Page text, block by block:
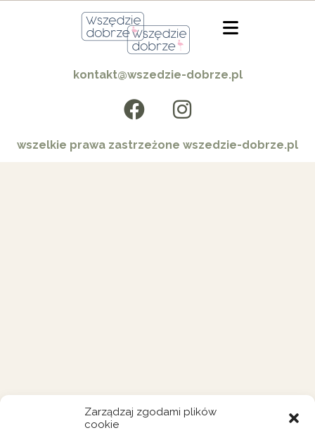
Zarządzaj zgodami plików
cookie
kontakt@wszedzie-dobrze.pl
wszelkie prawa zastrzeżone wszedzie-dobrze.pl